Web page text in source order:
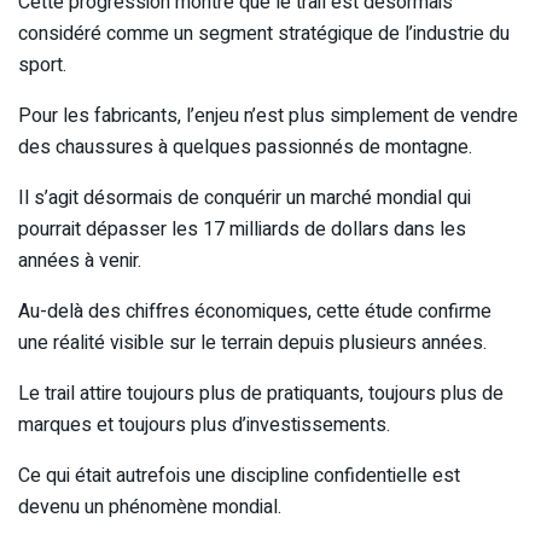
considéré comme un segment stratégique de l’industrie du
sport.
Pour les fabricants, l’enjeu n’est plus simplement de vendre
des chaussures à quelques passionnés de montagne.
Il s’agit désormais de conquérir un marché mondial qui
pourrait dépasser les 17 milliards de dollars dans les
années à venir.
Au-delà des chiffres économiques, cette étude confirme
une réalité visible sur le terrain depuis plusieurs années.
Le trail attire toujours plus de pratiquants, toujours plus de
marques et toujours plus d’investissements.
Ce qui était autrefois une discipline confidentielle est
devenu un phénomène mondial.